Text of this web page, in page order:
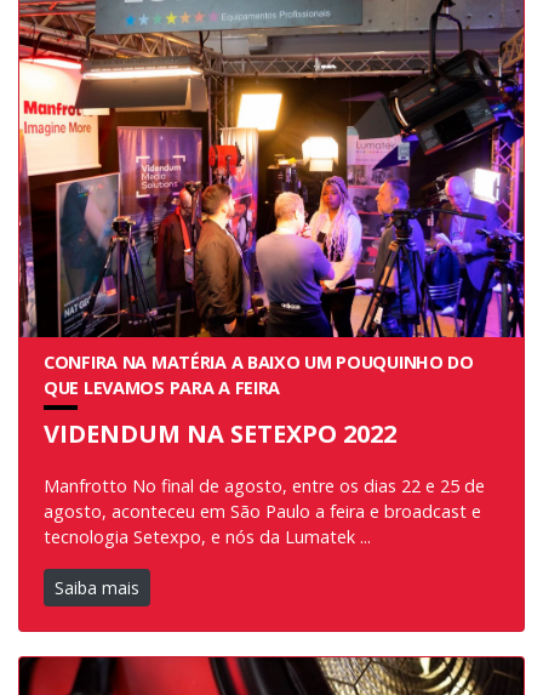
CONFIRA NA MATÉRIA A BAIXO UM POUQUINHO DO
QUE LEVAMOS PARA A FEIRA
VIDENDUM NA SETEXPO 2022
Manfrotto No final de agosto, entre os dias 22 e 25 de
agosto, aconteceu em São Paulo a feira e broadcast e
tecnologia Setexpo, e nós da Lumatek ...
Saiba mais